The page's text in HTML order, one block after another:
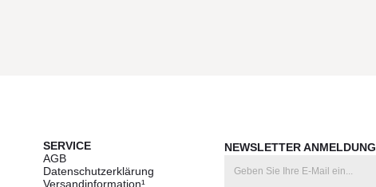
SERVICE
AGB
Datenschutzerklärung
Versandinformation¹
NEWSLETTER ANMELDUNG